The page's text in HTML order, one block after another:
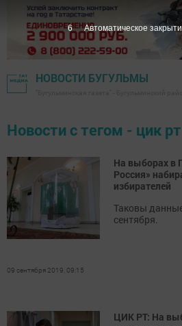
НОВОСТИ БУГУЛЬМЫ
Новости с тегом - цик рт
На выборах в
Россия»
избирателей
Таковы
сентября.
09 сентября 2019, 09:15
ЦИК РТ: На
5 Автоматическое